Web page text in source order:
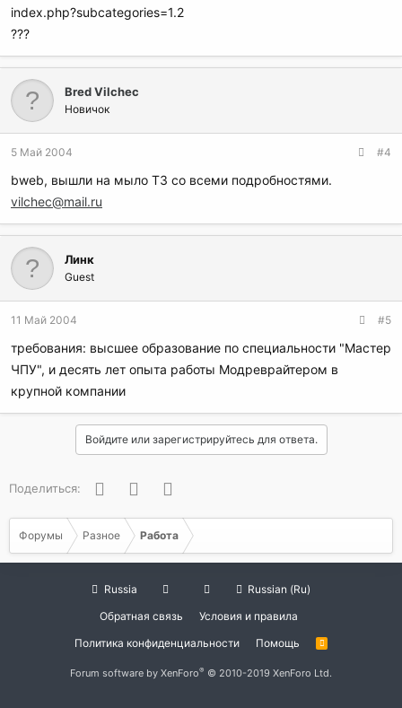
index.php?subcategories=1.2
???
Bred Vilchec
Новичок
5 Май 2004 #4
bweb, вышли на мыло ТЗ со всеми подробностями.
vilchec@mail.ru
Линк
Guest
11 Май 2004 #5
требования: высшее образование по специальности "Мастер
ЧПУ", и десять лет опыта работы Модреврайтером в
крупной компании
Войдите или зарегистрируйтесь для ответа.
Поделиться: FacebookTwitter
Форумы Разное Работа
Russia
Russian (Ru)
Обратная связь
Условия и правила
Политика конфиденциальности
Помощь
R
Forum software by XenForo® © 2010-2019 XenForo Ltd.